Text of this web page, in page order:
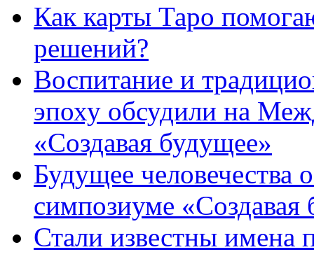
Как карты Таро
решений?
Воспитание и
эпоху обсудили на
«Создавая будущее»
Будущее
симпозиуме «Создавая
Стали известны имена